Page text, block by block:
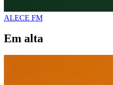
ALECE FM
Em alta